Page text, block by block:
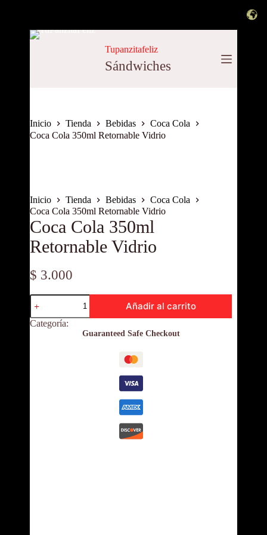
Saltar
Tupanzitafeliz
Sándwiches
Inicio Tienda Bebidas
Coca Cola
Coca Cola 350ml Retornable Vidrio
Inicio Tienda Bebidas
Coca Cola
Coca Cola 350ml Retornable Vidrio
Coca Cola 350ml
Retornable Vidrio
$ 3.000
Coca
Cola
350ml
Retornable
Añadir al carrito
Categoría:
Guaranteed Safe Checkout